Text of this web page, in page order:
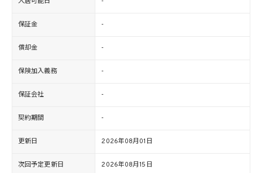
保証金 -
償却金 -
保険加入義務 -
保証会社 -
契約期間 -
更新日 2026年08月01日
次回予定更新日 2026年08月15日